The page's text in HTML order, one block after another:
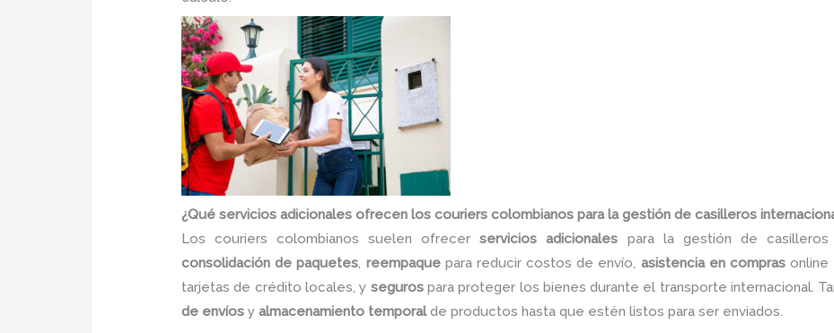
¿Qué servicios adicionales ofrecen los couriers colombianos para la gestión de casilleros
Los couriers colombianos suelen ofrecerservicios adicionales para la gestión de casilleros
consolidación de paquetes reempaquepara reducir costos de envío, asistencia en comprasonline
tarjetas de crédito locales, y segurospara proteger los bienes durante el transporte internacional.
de envíos yalmacenamiento temporalde productos hasta que estén listos para ser enviados.